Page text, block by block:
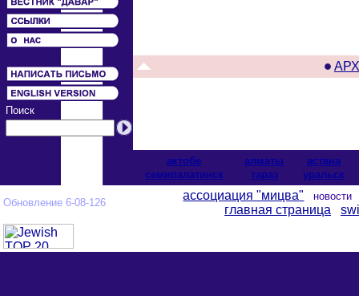
Поиск
актобе алматы
астана
cемипалатинск
тараз уральск
Обновление 6-08-126
ассоциация "мицва"
главная страница